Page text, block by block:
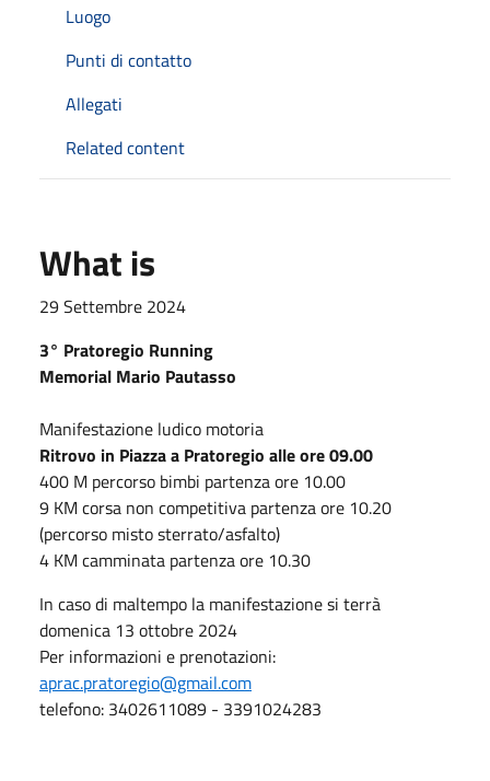
Luogo
Punti di contatto
Allegati
Related content
What is
29 Settembre 2024
3° Pratoregio Running
Memorial Mario Pautasso
Manifestazione ludico motoria
Ritrovo in Piazza a Pratoregio alle ore 09.00
400 M percorso bimbi partenza ore 10.00
9 KM corsa non competitiva partenza ore 10.20
(percorso misto sterrato/asfalto)
4 KM camminata partenza ore 10.30
In caso di maltempo la manifestazione si terrà
domenica 13 ottobre 2024
Per informazioni e prenotazioni:
aprac.pratoregio@gmail.com
telefono: 3402611089 - 3391024283